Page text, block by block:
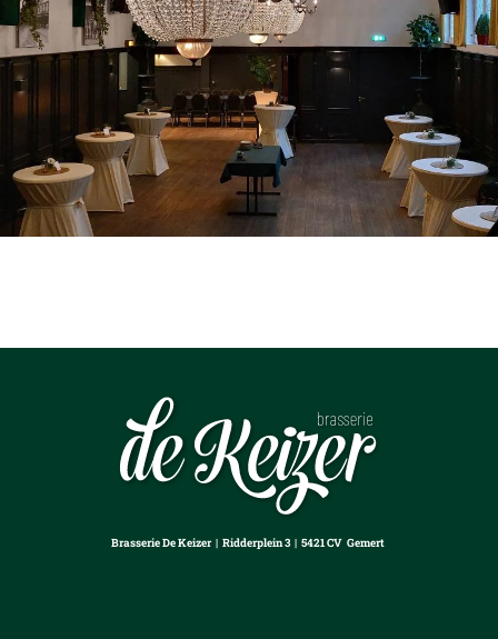
Brasserie De Keizer | Ridderplein 3 | 5421 CV Gemert